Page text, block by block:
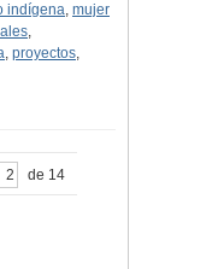
indígena, mujer
,
, proyectos,
de 14